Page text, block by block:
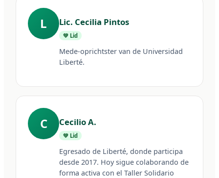
L Lic. Cecilia Pintos
💚 Lid
Mede-oprichtster van de Universidad
Liberté.
C Cecilio A.
💚 Lid
Egresado de Liberté, donde participa
desde 2017. Hoy sigue colaborando de
forma activa con el Taller Solidario